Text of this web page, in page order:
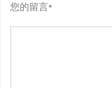
您的留言*